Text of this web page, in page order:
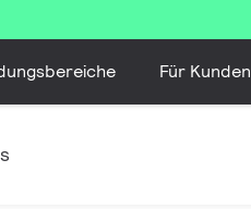
Für Kunden